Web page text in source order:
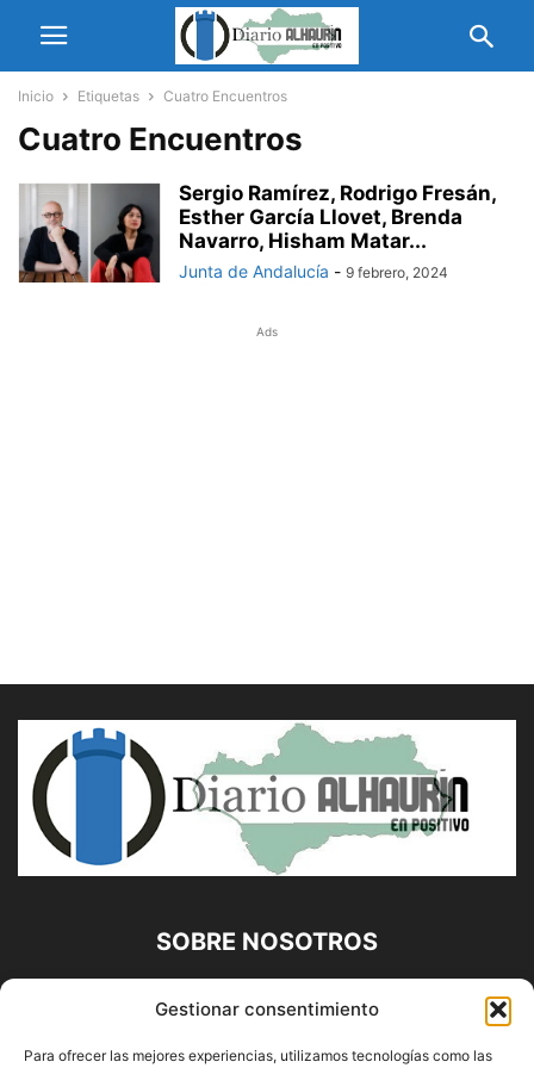
Gestionar consentimiento
Para ofrecer las mejores experiencias, utilizamos tecnologías como las
Inicio Etiquetas Cuatro Encuentros
Cuatro Encuentros
Sergio Ramírez, Rodrigo Fresán,
Esther García Llovet, Brenda
Navarro, Hisham Matar...
Junta de Andalucía - 9 febrero, 2024
Ads
SOBRE NOSOTROS
Diario Alhaurín (www.alhaurindelatorre.com) Propiedad de
Francisco E. López López | 639 95 71 95 | Noticias de
Alhaurín de la Torre, Málaga y Provincia|